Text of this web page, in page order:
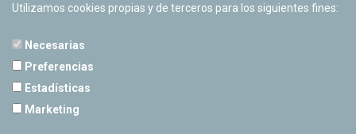
Utilizamos cookies propias y de terceros para los siguientes fines:
Necesarias
Preferencias
Estadísticas
Marketing